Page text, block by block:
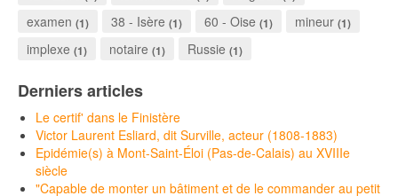
examen (1) 38 - Isère (1) 60 - Oise (1) mineur (1)
implexe (1) notaire (1) Russie (1)
Derniers articles
Le certif' dans le Finistère
Victor Laurent Esliard, dit Surville, acteur (1808-1883)
Epidémie(s) à Mont-Saint-Éloi (Pas-de-Calais) au XVIIIe
siècle
"Capable de monter un bâtiment et de le commander au petit